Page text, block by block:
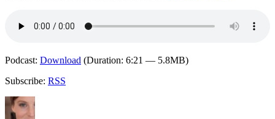
Podcast: Download (Duration: 6:21 — 5.8MB)
Subscribe: RSS
Autor